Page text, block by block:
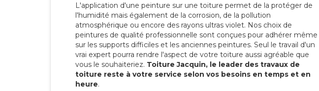
L'application d'une peinture sur une toiture permet de la protéger de
l'humidité mais également de la corrosion, de la pollution
atmosphérique ou encore des rayons ultras violet. Nos choix de
peintures de qualité professionnelle sont conçues pour adhérer même
sur les supports difficiles et les anciennes peintures. Seul le travail d'un
vrai expert pourra rendre l'aspect de votre toiture aussi agréable que
vous le souhaiteriez. Toiture Jacquin, le leader des travaux de
toiture reste à votre service selon vos besoins en temps et en
heure.